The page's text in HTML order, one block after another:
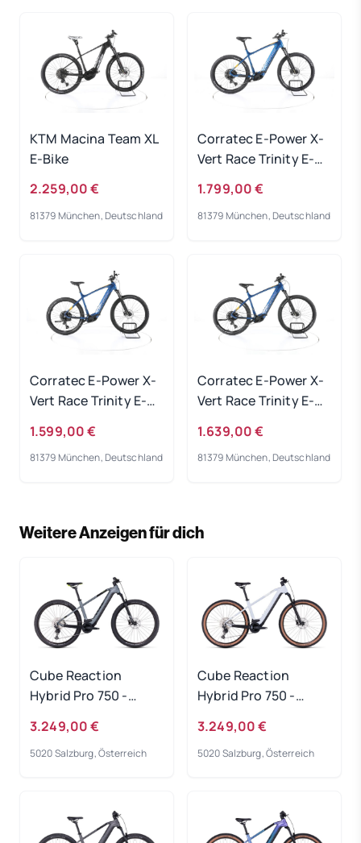
KTM Macina Team XL
E-Bike
2.259,00 €
81379 München, Deutschland
Corratec E-Power X-
Vert Race Trinity E-
1.799,00 €
81379 München, Deutschland
Corratec E-Power X-
Vert Race Trinity E-
1.599,00 €
81379 München, Deutschland
Corratec E-Power X-
Vert Race Trinity E-
1.639,00 €
81379 München, Deutschland
Weitere Anzeigen für dich
Cube Reaction
Hybrid Pro 750 -
Rahmengröße: S
3.249,00 €
5020 Salzburg, Österreich
Cube Reaction
Hybrid Pro 750 -
Rahmengröße: XXL
3.249,00 €
5020 Salzburg, Österreich